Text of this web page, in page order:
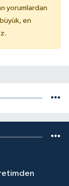
yorumlardan
en